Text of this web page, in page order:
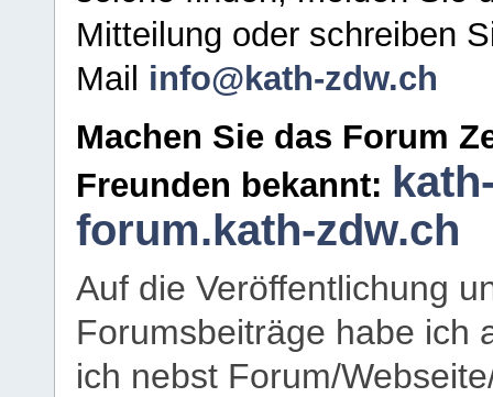
Mitteilung oder schreiben
Mail info@kath-zdw.ch
Machen Sie das Forum
Freunden bekannt:
forum.kath-zdw.ch
Auf die Veröffentlichung
Forumsbeiträge habe ich
ich nebst Forum/